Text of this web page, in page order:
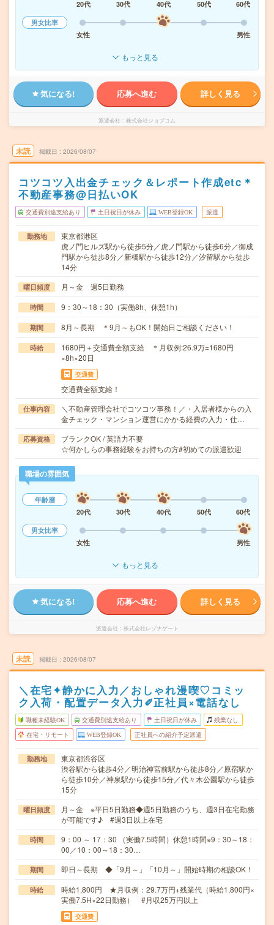
20代 30代 40代 50代
60代
男女比率
女性
男性
もっと見る
気になる! 応募へ進む 詳しく見る
派遣会社 株式会社ジョブコム
未読 掲載日 2026/08/07
コツコツ入出金チェック＆レポート作成etc＊
不動産事務@日払いOK
交通費別途支給あり 土日祝日が休み WEB登録OK 派遣
勤務地
東京都港区
虎ノ門ヒルズ駅から徒歩5分／虎ノ門駅から徒歩6分／御成
門駅から徒歩8分／新橋駅から徒歩12分／汐留駅から徒歩
14分
曜日頻度 月～金 週5日勤務
時間 9：30～18：30（実働8h、休憩1h）
期間 8月～長期 ＊9月～もOK！開始日ご相談ください！
時給
1680円＋交通費全額支給 ＊月収例:26.9万=1680円
×8h×20日
交通費
交通費全額支給！
仕事内容
＼不動産管理会社でコツコツ事務！／・入居者様からの入
金チェック・マンション運営にかかる経費の入力・仕…
応募資格
ブランクOK / 英語力不要
☆何かしらの事務経験をお持ちの方#初めての派遣歓迎
職場の雰囲気
年齢層
20代
30代 40代 50代
60代
男女比率
女性
男性
もっと見る
気になる! 応募へ進む 詳しく見る
派遣会社 株式会社レゾナゲート
未読 掲載日 2026/08/07
＼在宅✦静かに入力／おしゃれ漫喫♡コミッ
ク入荷・配置データ入力✐正社員×電話なし
職種未経験OK 交通費別途支給あり 土日祝日が休み 残業なし
在宅・リモート WEB登録OK 正社員への紹介予定派遣
勤務地
東京都渋谷区
渋谷駅から徒歩4分／明治神宮前駅から徒歩8分／原宿駅か
ら徒歩10分／神泉駅から徒歩15分／代々木公園駅から徒歩
15分
曜日頻度
月～金 ※平日5日勤務◆週5日勤務のうち、週3日在宅勤務
が可能です♪ #週3日以上在宅
時間
9：00 ～ 17：30 （実働7.5時間）休憩1時間※9：30～18：
00／10：00～18：30…
期間 即日～長期 ◆「9月～」「10月～」開始時期の相談OK！
時給
時給1,800円 ★月収例：29.7万円+残業代（時給1,800円×
実働7.5H×22日勤務） #月収25万円以上
交通費